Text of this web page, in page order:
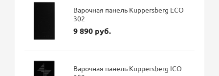
Варочная панель Kuppersberg ECO
302
9 890 руб.
Варочная панель Kuppersberg ICO